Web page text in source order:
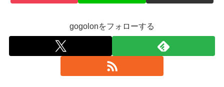
gogolonをフォローする